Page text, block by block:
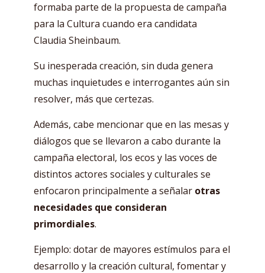
formaba parte de la propuesta de campaña
para la Cultura cuando era candidata
Claudia Sheinbaum.
Su inesperada creación, sin duda genera
muchas inquietudes e interrogantes aún sin
resolver, más que certezas.
Además, cabe mencionar que en las mesas y
diálogos que se llevaron a cabo durante la
campaña electoral, los ecos y las voces de
distintos actores sociales y culturales se
enfocaron principalmente a señalar otras
necesidades que consideran
primordiales.
Ejemplo: dotar de mayores estímulos para el
desarrollo y la creación cultural, fomentar y